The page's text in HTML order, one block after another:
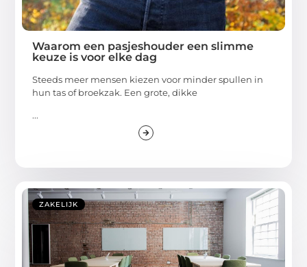
Waarom een pasjeshouder een slimme
keuze is voor elke dag
Steeds meer mensen kiezen voor minder spullen in
hun tas of broekzak. Een grote, dikke
...
ZAKELIJK